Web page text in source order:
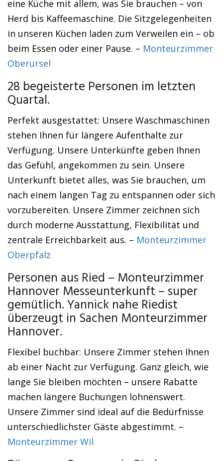
eine Küche mit allem, was Sie brauchen – von
Herd bis Kaffeemaschine. Die Sitzgelegenheiten
in unseren Küchen laden zum Verweilen ein – ob
beim Essen oder einer Pause. – Monteurzimmer
Oberursel
28 begeisterte Personen im letzten
Quartal.
Perfekt ausgestattet: Unsere Waschmaschinen
stehen Ihnen für längere Aufenthalte zur
Verfügung. Unsere Unterkünfte geben Ihnen
das Gefühl, angekommen zu sein. Unsere
Unterkunft bietet alles, was Sie brauchen, um
nach einem langen Tag zu entspannen oder sich
vorzubereiten. Unsere Zimmer zeichnen sich
durch moderne Ausstattung, Flexibilität und
zentrale Erreichbarkeit aus. – Monteurzimmer
Oberpfalz
Personen aus Ried – Monteurzimmer
Hannover Messeunterkunft – super
gemütlich. Yannick nahe Riedist
überzeugt in Sachen Monteurzimmer
Hannover.
Flexibel buchbar: Unsere Zimmer stehen Ihnen
ab einer Nacht zur Verfügung. Ganz gleich, wie
lange Sie bleiben möchten – unsere Rabatte
machen längere Buchungen lohnenswert.
Unsere Zimmer sind ideal auf die Bedürfnisse
unterschiedlichster Gäste abgestimmt. –
Monteurzimmer Wil